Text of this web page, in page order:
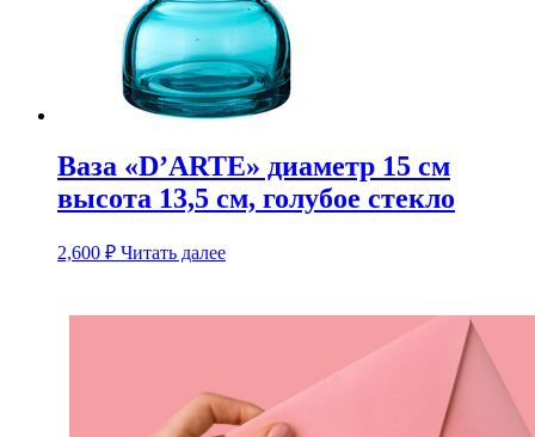
Ваза «D’ARTE» диаметр 15 см
высота 13,5 см, голубое стекло
2,600 ₽ Читать далее